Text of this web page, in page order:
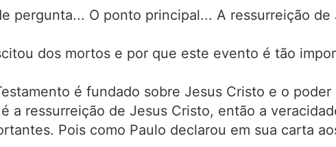
pergunta... O ponto principal... A ressurreição
dos mortos e por que este evento é tão
é fundado sobre Jesus Cristo e o poder
a ressurreição de Jesus Cristo, então a
Pois como Paulo declarou em sua carta